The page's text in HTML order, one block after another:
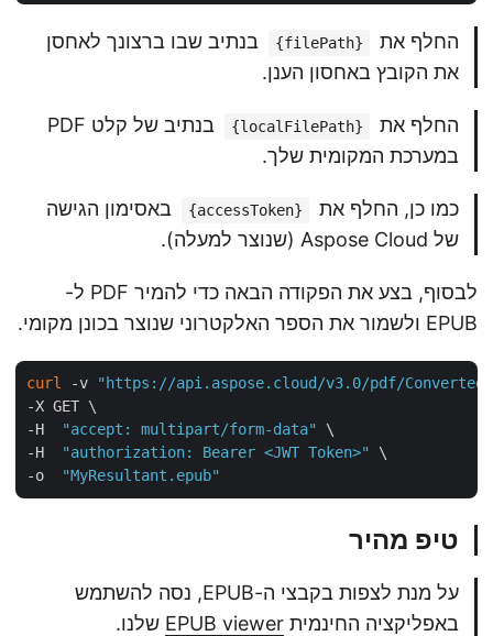
החלף את
בנתיב שבו ברצונך לאחסן
את הקובץ באחסון הענן.
החלף את
בנתיב של קלט PDF
במערכת המקומית שלך.
כמו כן, החלף את
באסימון הגישה
של Aspose Cloud (שנוצר למעלה).
לבסוף, בצע את הפקודה הבאה כדי להמיר PDF ל-
EPUB ולשמור את הספר האלקטרוני שנוצר בכונן מקומי.
curl -v "https://api.aspose.cloud/v3.0/pdf/
-X GET \
-H "accept: multipart/form-data" \
-H "authorization: Bearer <JWT Token>" \
-o "MyResultant.epub"
טיפ מהיר
על מנת לצפות בקבצי ה-EPUB, נסה להשתמש
באפליקציה החינמיתEPUB viewerשלנו.